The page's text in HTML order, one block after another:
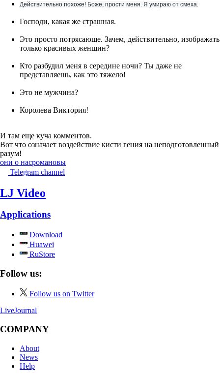
Действительно похоже! Боже, прости меня. Я умираю от смеха.
Господи, какая же страшная.
Это просто потрясающе. Зачем, действительно, изображать
только красивых женщин?
Кто разбудил меня в середине ночи? Ты даже не
представляешь, как это тяжело!
Это не мужчина?
Королева Виктория!
И там еще куча комментов.
Вот что означает воздействие кисти гения на неподготовленный
разум!
они о насромановы
Telegram channel
LJ Video
Applications
Download
Huawei
RuStore
Follow us:
Follow us on Twitter
LiveJournal
COMPANY
About
News
Help